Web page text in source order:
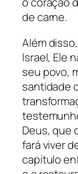
de carne.
Além
Israel, Ele
seu povo,
santidade
Deus, que
fará viver
capítulo